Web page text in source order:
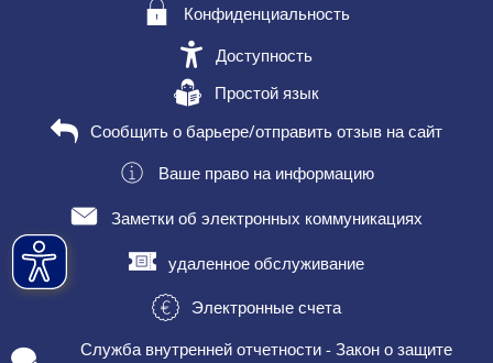
Конфиденциальность
Доступность
Простой язык
Сообщить о барьере/отправить отзыв на сайт
Ваше право на информацию
Заметки об электронных коммуникациях
удаленное обслуживание
Электронные счета
Служба внутренней отчетности - Закон о защите